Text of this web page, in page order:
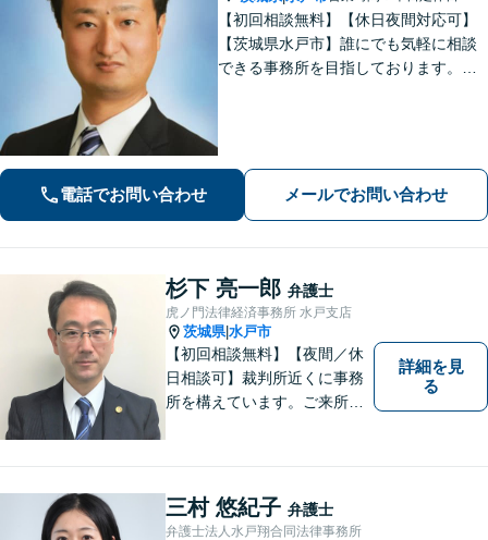
【初回相談無料】【休日夜間対応可】
【茨城県水戸市】誰にでも気軽に相談
できる事務所を目指しております。依
電話でお問い合わせ メールでお問い合わせ
杉下 亮一郎 弁護士
虎ノ門法律経済事務所 水戸支店
茨城県|水戸市
【初回相談無料】【夜間／休
日相談可】裁判所近くに事務
所を構えています。ご来所・
談ください。ご依頼者様とと
もに最善の解決を目指しま
す。
詳細を見
る
三村 悠紀子 弁護士
弁護士法人水戸翔合同法律事務所